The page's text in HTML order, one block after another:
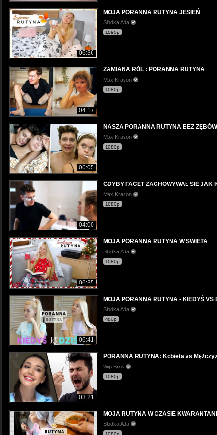
06:36
MOJA PORANNA RUTYNA JESIEŃ
Słodka Ada
1080p
04:17
ZAMIANA RÓL : PORANNA RUTYNA
Max Krason
1080p
06:05
NASZA PORANNA RUTYNA BEZ ZĘBÓW
Max Krason
1080p
04:00
GDYBY FACET ZACHOWYWAŁ SIE JAK
Max Krason
1080p
06:35
MOJA PORANNA RUTYNA W SWIETA
Słodka Ada
1080p
06:41
MOJA PORANNA RUTYNA - KIEDYŚ VS
Słodka Ada
480p
03:21
PORANNA RUTYNA: Kobieta vs
Wip Bros
1080p
MOJA RUTYNA W CZASIE
Słodka Ada
1080p